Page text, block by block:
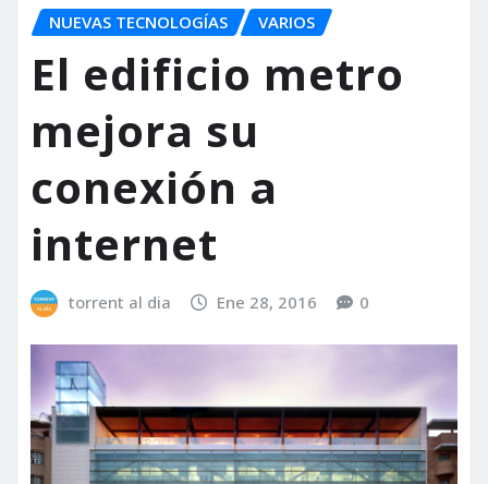
NUEVAS TECNOLOGÍAS VARIOS
El edificio metro
mejora su
conexión a
internet
torrent al dia Ene 28, 2016 0